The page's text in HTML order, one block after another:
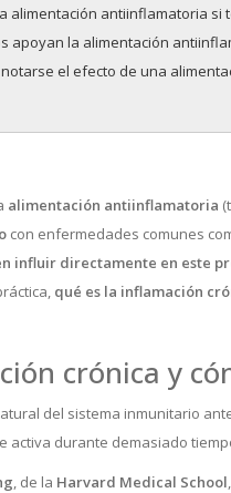
alimentación antiinflamatoria si
apoyan la alimentación
el efecto de una
alimentación antiinflamatoria
con enfermedades comunes
influir directamente en este
qué es la inflamación
crónica y
del sistema inmunitario
activa durante demasiado
, de la Harvard Medical School